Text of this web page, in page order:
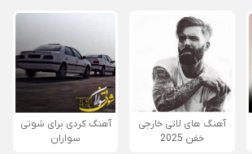
آهنگ های لاتی خارجی
خفن 2025
آهنگ کردی برای شوتی
سواران